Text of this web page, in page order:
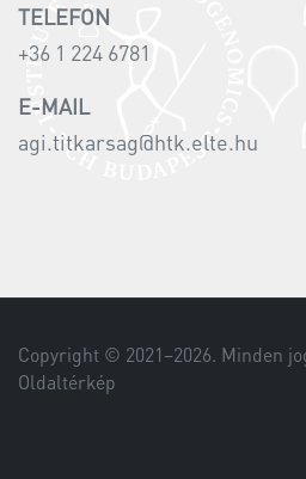
TELEFON
+36 1 224 6781
E-MAIL
agi.titkarsag@htk.elte.hu
Copyright © 2021–2026. Minden
Oldaltérkép